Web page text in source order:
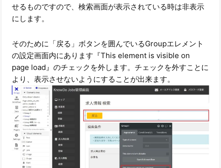
せるものですので、検索画面が表示されている時は非表示
にします。
そのために「戻る」ボタンを囲んでいるGroupエレメント
の設定画面内にあります『This element is visible on
page load』のチェックを外します。チェックを外すことに
より、表示させないようにすることが出来ます。